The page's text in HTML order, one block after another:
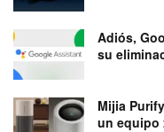
Adiós,
su
Mijia
un equipo